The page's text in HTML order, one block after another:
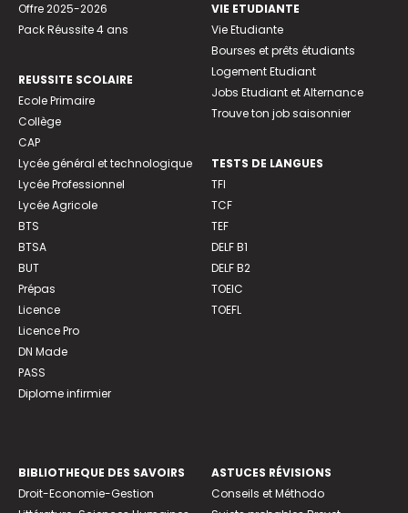
Offre 2025-2026
Pack Réussite 4 ans
REUSSITE SCOLAIRE
Ecole Primaire
Collège
CAP
Lycée général et technologique
Lycée Professionnel
Lycée Agricole
BTS
BTSA
BUT
Prépas
Licence
Licence Pro
DN Made
PASS
Diplome infirmier
VIE ETUDIANTE
Vie Etudiante
Bourses et prêts étudiants
Logement Etudiant
Jobs Etudiant et Alternance
Trouve ton job saisonnier
TESTS DE LANGUES
TFI
TCF
TEF
DELF B1
DELF B2
TOEIC
TOEFL
BIBLIOTHEQUE DES SAVOIRS
Droit-Economie-Gestion
ASTUCES RÉVISIONS
Conseils et Méthodo